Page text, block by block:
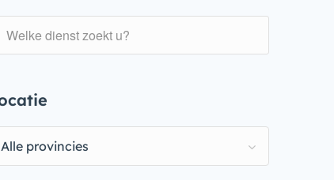
Alle provincies